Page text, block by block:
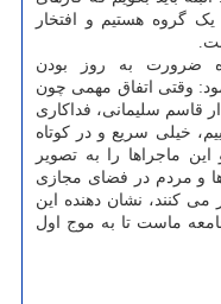
گروه هستیم و افتخار
ضرورت به روز بودن
وقتی اتفاق مهمی چون
قاسم سلیمانی، فداکاری
خیلی سریع و در کوتاه
ماجراها را به تصویر
و مردم در فضای مجازی
می کنند، نشان دهنده این
ماست تا به موج اول